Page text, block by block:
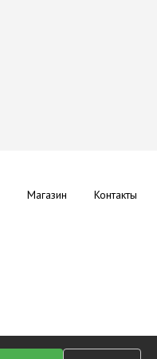
Магазин Контакты